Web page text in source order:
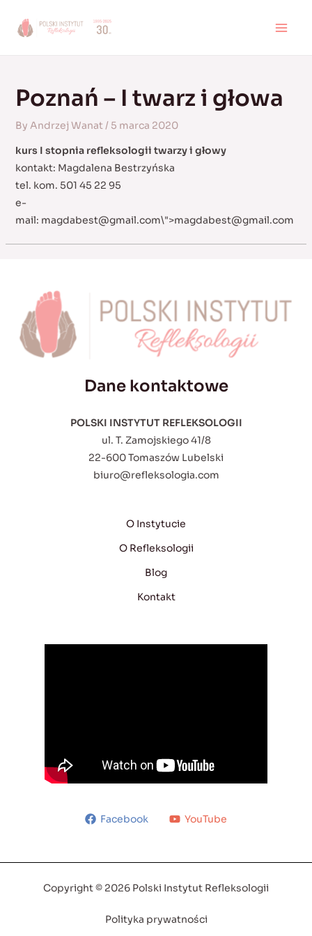
Poznań – I twarz i głowa
By Andrzej Wanat/ 5 marca 2020
kurs I stopnia refleksologii twarzy i głowy
kontakt: Magdalena Bestrzyńska
tel. kom. 501 45 22 95
e-
mail: magdabest@gmail.com\">magdabest@gmail.com
Dane kontaktowe
POLSKI INSTYTUT REFLEKSOLOGII
ul. T. Zamojskiego 41/8
22-600 Tomaszów Lubelski
biuro@refleksologia.com
O Instytucie
O Refleksologii
Blog
Kontakt
Facebook YouTube
Copyright © 2026 Polski Instytut Refleksologii
Polityka prywatności